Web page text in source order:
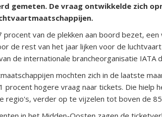
gemeten. De vraag ontwikkelde zich
procent van de plekken aan boord bezet,
de rest van het jaar lijken voor de
de internationale brancheorganisatie IATA
mochten zich in de laatste
procent hogere vraag naar tickets. Die hielp
regio's, verder op te vijzelen tot boven de